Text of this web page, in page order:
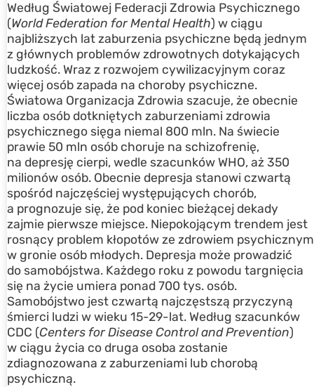
Według Światowej Federacji Zdrowia Psychicznego
(World Federation for Mental Health) w ciągu
najbliższych lat zaburzenia psychiczne będą jednym
z głównych problemów zdrowotnych dotykających
ludzkość. Wraz z rozwojem cywilizacyjnym coraz
więcej osób zapada na choroby psychiczne.
Światowa Organizacja Zdrowia szacuje, że obecnie
liczba osób dotkniętych zaburzeniami zdrowia
psychicznego sięga niemal 800 mln. Na świecie
prawie 50 mln osób choruje na schizofrenię,
na depresję cierpi, wedle szacunków WHO, aż 350
milionów osób. Obecnie depresja stanowi czwartą
spośród najczęściej występujących chorób,
a prognozuje się, że pod koniec bieżącej dekady
zajmie pierwsze miejsce. Niepokojącym trendem jest
rosnący problem kłopotów ze zdrowiem psychicznym
w gronie osób młodych. Depresja może prowadzić
do samobójstwa. Każdego roku z powodu targnięcia
się na życie umiera ponad 700 tys. osób.
Samobójstwo jest czwartą najczęstszą przyczyną
śmierci ludzi w wieku 15-29-lat. Według szacunków
CDC (Centers for Disease Control and Prevention)
w ciągu życia co druga osoba zostanie
zdiagnozowana z zaburzeniami lub chorobą
psychiczną.